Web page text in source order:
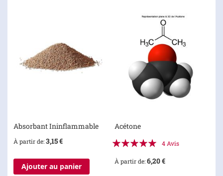
Absorbant Ininflammable
À partir de 3,15 €
Ajouter au panier
Acétone
Évaluation:
4 Avis
À partir de 6,20 €